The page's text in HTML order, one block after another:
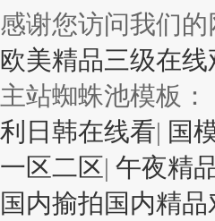
感谢您访问我们
欧美精品三级在线
主站蜘蛛池模板：
利日韩在线看| 国
一区二区| 午夜精
国内揄拍国内精品